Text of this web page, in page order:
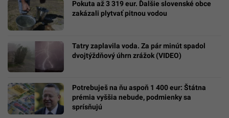
Pokuta až 3 319 eur. Ďalšie slovenské obce
zakázali plytvať pitnou vodou
Tatry zaplavila voda. Za pár minút spadol
dvojtýždňový úhrn zrážok (VIDEO)
Potrebuješ na ňu aspoň 1 400 eur: Štátna
prémia vyššia nebude, podmienky sa
sprísňujú